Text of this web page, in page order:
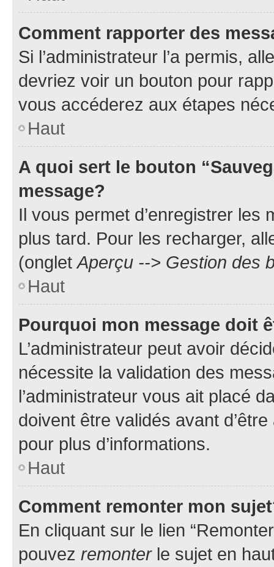
Comment rapporter des
Si l’administrateur l’a permis,
devriez voir un bouton pour
vous accéderez aux étapes
Haut
A quoi sert le bouton
message?
Il vous permet d’enregistrer
plus tard. Pour les recharger,
(ongletAperçu --> Gestion des
Haut
Pourquoi mon message doit
L’administrateur peut avoir
nécessite la validation des
l’administrateur vous ait placé
doivent être validés avant
pour plus d’informations.
Haut
Comment remonter mon
En cliquant sur le lien
pouvez remonterle sujet en